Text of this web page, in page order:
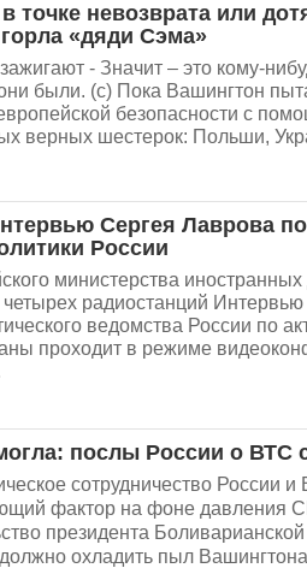
точке невозврата или
«дяди Сэма»
- Значит – это кому-
были. (с) Пока Вашингтон
безопасности с
верных шестерок: Польши,
Сергея Лаврова
России
министерства
радиостанций Интервью
ведомства России по
проходит в режиме
послы России о ВТС
сотрудничество России
фактор на фоне давления
президента
охладить пыл